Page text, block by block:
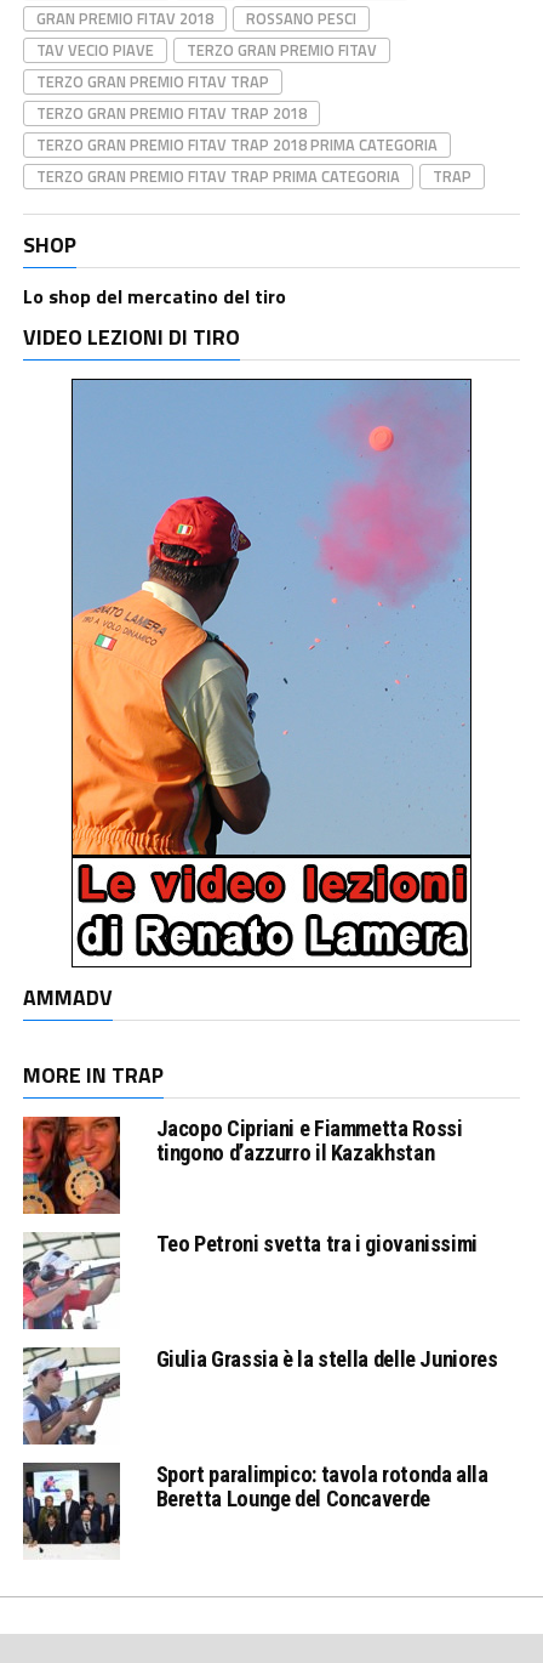
GRAN PREMIO FITAV 2018
ROSSANO PESCI
TAV VECIO PIAVE
TERZO GRAN PREMIO FITAV
TERZO GRAN PREMIO FITAV TRAP
TERZO GRAN PREMIO FITAV TRAP 2018
TERZO GRAN PREMIO FITAV TRAP 2018 PRIMA CATEGORIA
TERZO GRAN PREMIO FITAV TRAP PRIMA CATEGORIA
TRAP
SHOP
Lo shop del mercatino del tiro
VIDEO LEZIONI DI TIRO
AMMADV
MORE IN TRAP
Jacopo Cipriani e Fiammetta Rossi
tingono d’azzurro il Kazakhstan
Teo Petroni svetta tra i giovanissimi
Giulia Grassia è la stella delle Juniores
Sport paralimpico: tavola rotonda alla
Beretta Lounge del Concaverde